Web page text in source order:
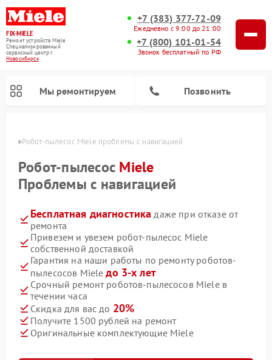
FIX-MIELE
Ремонт устройств Miele
Специализированный
cервисный центр г.
Новосибирск
+7 (383) 377-72-09
Ежедневно с 9:00 до 21:00
+7 (800) 101-01-54
Звонок бесплатный по РФ
Мы ремонтируем Позвонить
Робот-пылесос Miele проблемы с навигацией
Робот-пылесос Miele
Проблемы с навигацией
Бесплатная диагностика даже при отказе от
ремонта
Привезем и увезем робот-пылесос Miele
собственной доставкой
Гарантия на наши работы по ремонту роботов-
пылесосов Mieleдо 3-х лет
Срочный ремонт роботов-пылесосов Miele в
течении часа
Скидка для вас до 20%
Получите 1500 рублей на ремонт
Оригинальные комплектующие Miele